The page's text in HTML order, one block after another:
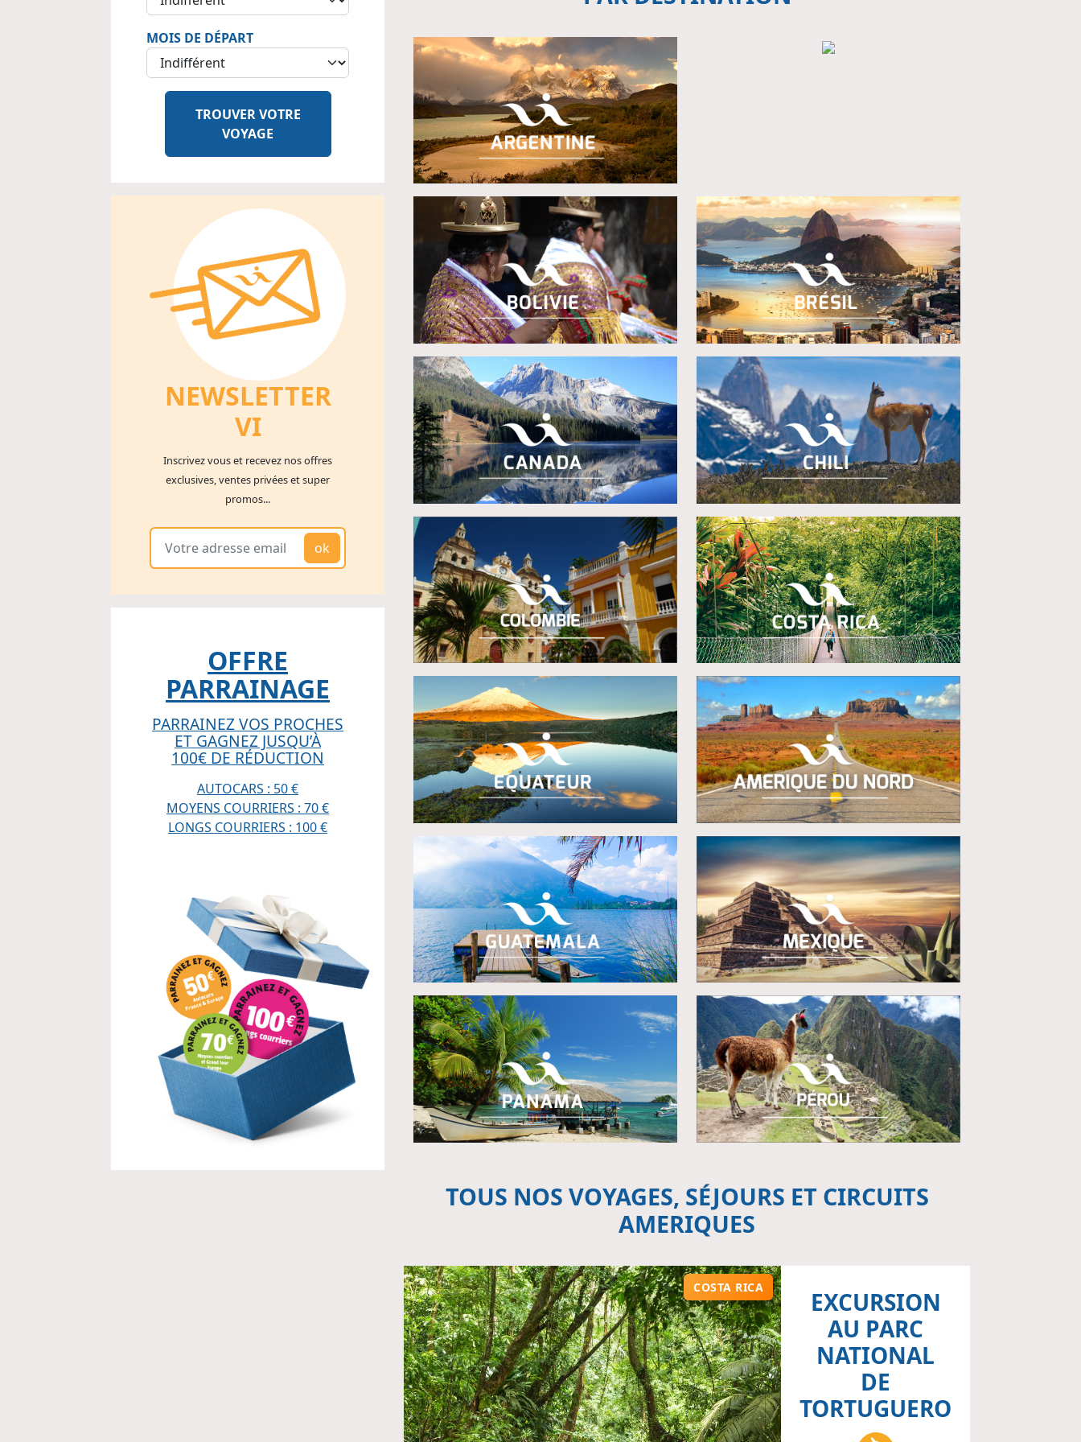
TOUS NOS VOYAGES, SÉJOURS ET CIRCUITS
AMERIQUES
COSTA RICA
EXCURSION
AU PARC
NATIONAL
DE
TORTUGUERO
MOIS DE DÉPART
TROUVER VOTRE
VOYAGE
NEWSLETTER
VI
Inscrivez vous et recevez nos offres
exclusives, ventes privées et super
promos...
ok
OFFRE
PARRAINAGE
PARRAINEZ VOS PROCHES
ET GAGNEZ JUSQU’À
100€ DE RÉDUCTION
AUTOCARS : 50 €
MOYENS COURRIERS : 70 €
LONGS COURRIERS : 100 €